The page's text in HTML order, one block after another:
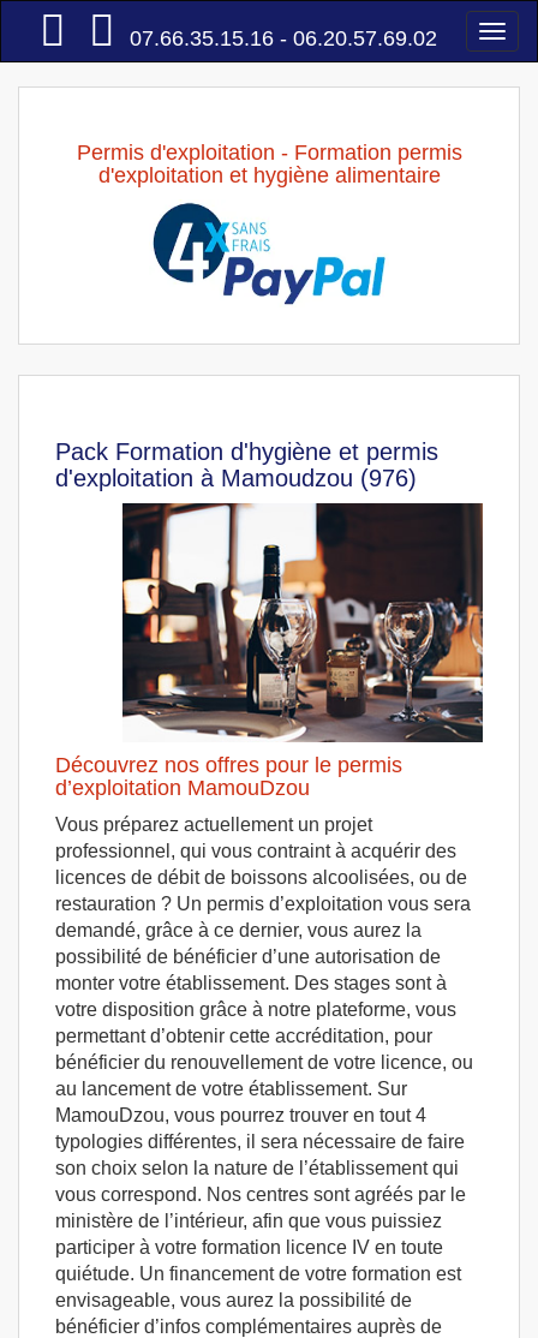
Accueil
07.66.35.15.16 - 06.20.57.69.02
Permis d'exploitation - Formation permis
d'exploitation et hygiène alimentaire
Pack Formation d'hygiène et permis
d'exploitation à Mamoudzou (976)
Découvrez nos offres pour le permis
d’exploitation MamouDzou
Vous préparez actuellement un projet
professionnel, qui vous contraint à acquérir des
licences de débit de boissons alcoolisées, ou de
restauration ? Un permis d’exploitation vous sera
demandé, grâce à ce dernier, vous aurez la
possibilité de bénéficier d’une autorisation de
monter votre établissement. Des stages sont à
votre disposition grâce à notre plateforme, vous
permettant d’obtenir cette accréditation, pour
bénéficier du renouvellement de votre licence, ou
au lancement de votre établissement. Sur
MamouDzou, vous pourrez trouver en tout 4
typologies différentes, il sera nécessaire de faire
son choix selon la nature de l’établissement qui
vous correspond. Nos centres sont agréés par le
ministère de l’intérieur, afin que vous puissiez
participer à votre formation licence IV en toute
quiétude. Un financement de votre formation est
envisageable, vous aurez la possibilité de
bénéficier d’infos complémentaires auprès de